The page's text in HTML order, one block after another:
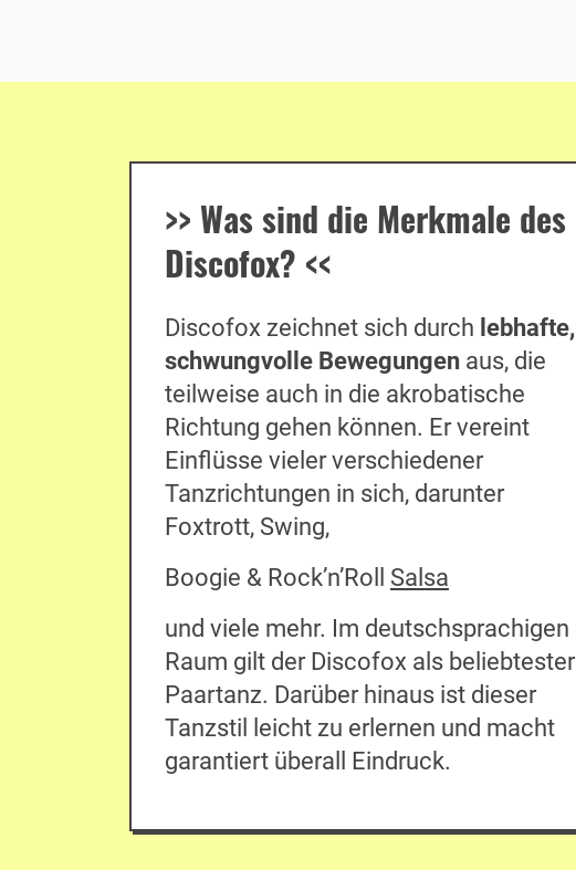
>> Was sind die Merkmale des
Discofox? <<
Discofox zeichnet sich durch lebhafte,
schwungvolle Bewegungen aus, die
teilweise auch in die akrobatische
Richtung gehen können. Er vereint
Einflüsse vieler verschiedener
Tanzrichtungen in sich, darunter
Foxtrott, Swing,
Boogie & Rock’n’Roll Salsa
und viele mehr. Im deutschsprachigen
Raum gilt der Discofox als beliebtester
Paartanz. Darüber hinaus ist dieser
Tanzstil leicht zu erlernen und macht
garantiert überall Eindruck.